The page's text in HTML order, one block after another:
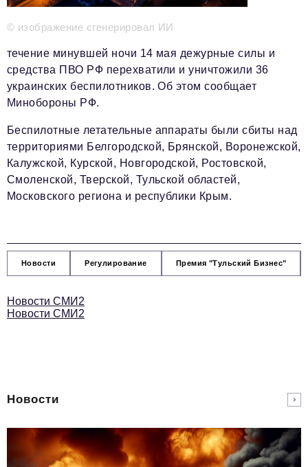
reklama@business-magazine.online
Отдел распространения/редакционная подписка
Отдел по работе с партнерами
partner@business-magazine.online
© изображение сгенерировал ИИ
течение минувшей ночи 14 мая дежурные силы и
средства ПВО РФ перехватили и уничтожили 36
украинских беспилотников. Об этом сообщает
Минобороны РФ.
Беспилотные летательные аппараты были сбиты над
территориями Белгородской, Брянской, Воронежской,
Калужской, Курской, Новгородской, Ростовской,
Смоленской, Тверской, Тульской областей,
Московского региона и республики Крым.
Новости Регулирование Премия "Тульский Бизнес"
Новости СМИ2
Новости СМИ2
Новости